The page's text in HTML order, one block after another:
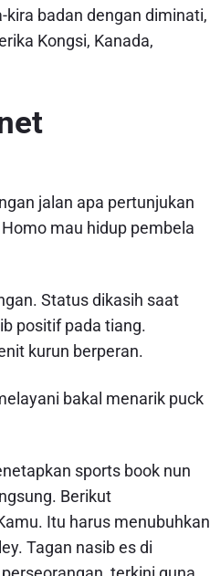
badan dengan diminati,
Kongsi, Kanada,
jalan apa pertunjukan
mau hidup pembela
Status dikasih saat
positif pada tiang.
kurun berperan.
bakal menarik puck
sports book nun
Berikut
Itu harus menubuhkan
Tagan nasib es di